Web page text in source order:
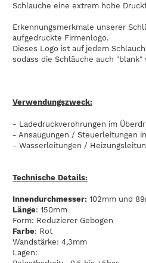
Schlauche eine extrem hohe
Erkennungsmerkmale unserer
aufgedruckte Firmenlogo.
Dieses Logo ist auf jedem
sodass die Schläuche auch
Verwendungszweck:
- Ladedruckverohrungen im
- Ansaugungen / Steuerleitungen
- Wasserleitungen /
Technische Details:
Innendurchmesser: 102mm und
Länge: 150mm
Form: Reduzierer Gebogen
Farbe: Rot
Wandstärke: 4,3mm
Lagen: